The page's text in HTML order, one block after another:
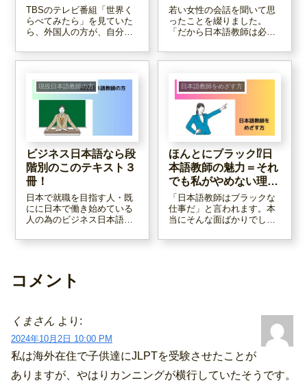
ろかった
TBSのテレビ番組「世界く
らべてみたら」を見ていた
ら、外国人の方が、自分の
した。いろんな言葉が出て
言葉を四つ、ご紹介しま
す。ちなみにTVerで見逃し
配信もあるようです！
ケ。
若い女性の会話を聞いて思
ったことを綴りました。
「だから日本語教師は必要
ています！
現役日本語教師の方
ビジネス日本語なら段
階別のこのテキスト３
冊！
日本で就職を目指す人・既
にに日本で働き始めている
人の為のビジネス日本語教
ビジネス文化を学ぶ中でビ
材です。学校の授業は勿
論、これを使えばプライベ
日本語教師をめざす方
ほんとにブラック⁉日
本語教師の魅力＝それ
でも私がやめない理由
６つ
「日本語教師はブラックな
仕事だ」と言われます。本
当にそんな面ばかりでしょ
語教育界隈を20年以上離れ
コメント
くまさん より:
2024年10月2日 10:00 PM
私は海外在住で子供達にJLPTを受験させたことが
ありますが、やはりカンニングが横行していたそうです。